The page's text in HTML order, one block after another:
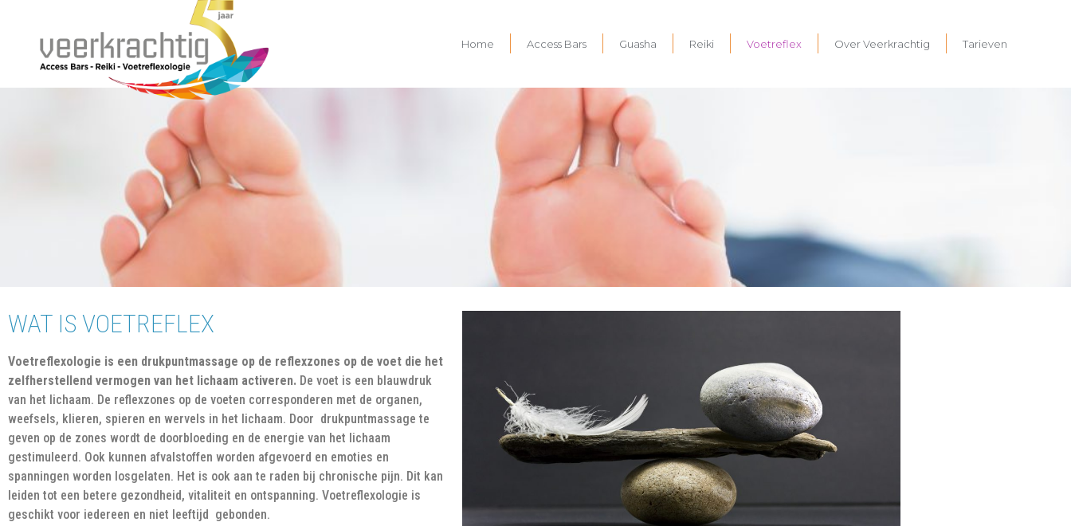
Home Access Bars Guasha Reiki Voetreflex Over Veerkrachtig Tarieven
WAT IS VOETREFLEX
Voetreflexologie is een drukpuntmassage op de reflexzones op de voet die het
zelfherstellend vermogen van het lichaam activeren. De voet is een blauwdruk
van het lichaam. De reflexzones op de voeten corresponderen met de organen,
weefsels, klieren, spieren en wervels in het lichaam. Door drukpuntmassage te
geven op de zones wordt de doorbloeding en de energie van het lichaam
gestimuleerd. Ook kunnen afvalstoffen worden afgevoerd en emoties en
spanningen worden losgelaten. Het is ook aan te raden bij chronische pijn. Dit kan
leiden tot een betere gezondheid, vitaliteit en ontspanning. Voetreflexologie is
geschikt voor iedereen en niet leeftijd gebonden.